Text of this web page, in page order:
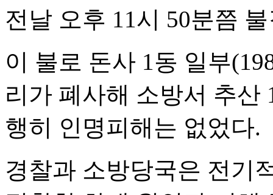
전날 오후 11시 50분쯤
이 불로 돈사 1동 일부
리가 폐사해 소방서 추산
행히 인명피해는 없었다.
경찰과 소방당국은 전기